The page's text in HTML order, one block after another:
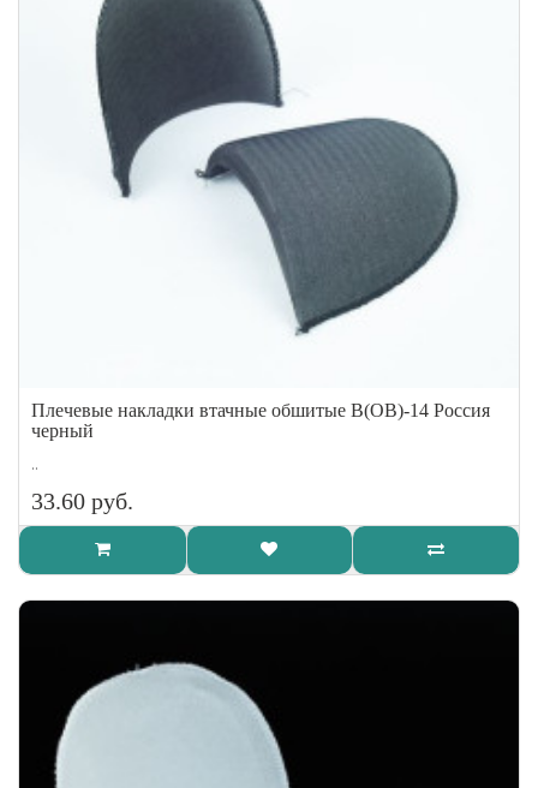
Плечевые накладки втачные обшитые В(ОВ)-14 Россия
черный
..
33.60 руб.